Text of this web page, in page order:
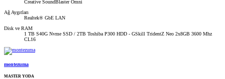
Creative SoundBlaster Omni
Ağ Aygıtları
Realtek® GbE LAN
Disk ve RAM
1 TB S40G Nvme SSD / 2TB Toshiba P300 HDD - GSkill TridentZ Neo 2x8GB 3600 Mhz
CL16
montezuma
MASTER YODA